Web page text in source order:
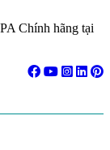
Chính hãng tại